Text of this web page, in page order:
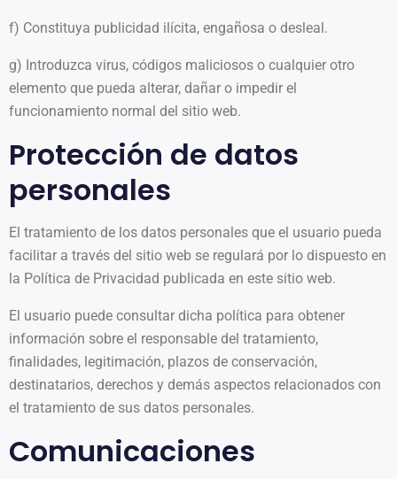
f) Constituya publicidad ilícita, engañosa o desleal.
g) Introduzca virus, códigos maliciosos o cualquier otro
elemento que pueda alterar, dañar o impedir el
funcionamiento normal del sitio web.
Protección de datos
personales
El tratamiento de los datos personales que el usuario pueda
facilitar a través del sitio web se regulará por lo dispuesto en
la Política de Privacidad publicada en este sitio web.
El usuario puede consultar dicha política para obtener
información sobre el responsable del tratamiento,
finalidades, legitimación, plazos de conservación,
destinatarios, derechos y demás aspectos relacionados con
el tratamiento de sus datos personales.
Comunicaciones